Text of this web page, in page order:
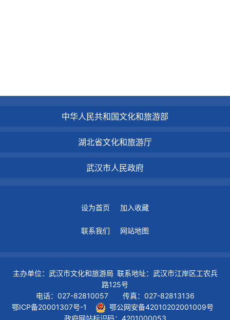
中华人民共和国文化和旅游部
湖北省文化和旅游厅
武汉市人民政府
设为首页 加入收藏
联系我们 网站地图
主办单位：武汉市文化和旅游局 联系地址：武汉市江岸区工农兵
路125号
电话：027-82810057 传真：027-82813136
鄂ICP备20001307号-1
鄂公网安备42010202001009号